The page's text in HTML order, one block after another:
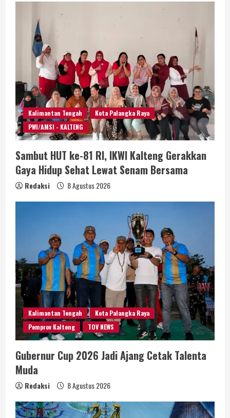
Kalimantan Tengah
Kota Palangka Raya
PWI/AMSI - KALTENG
Sambut HUT ke-81 RI, IKWI Kalteng Gerakkan
Gaya Hidup Sehat Lewat Senam Bersama
Redaksi 8 Agustus 2026
Kalimantan Tengah
Kota Palangka Raya
Pemprov Kalteng
TOV NEWS
Gubernur Cup 2026 Jadi Ajang Cetak Talenta
Muda
Redaksi 8 Agustus 2026